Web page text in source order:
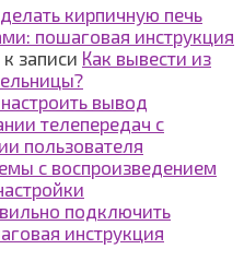
кирпичную печь
пошаговая инструкция
к записи Как вывести из
вывод
телепередач с
пользователя
с воспроизведением
подключить
инструкция